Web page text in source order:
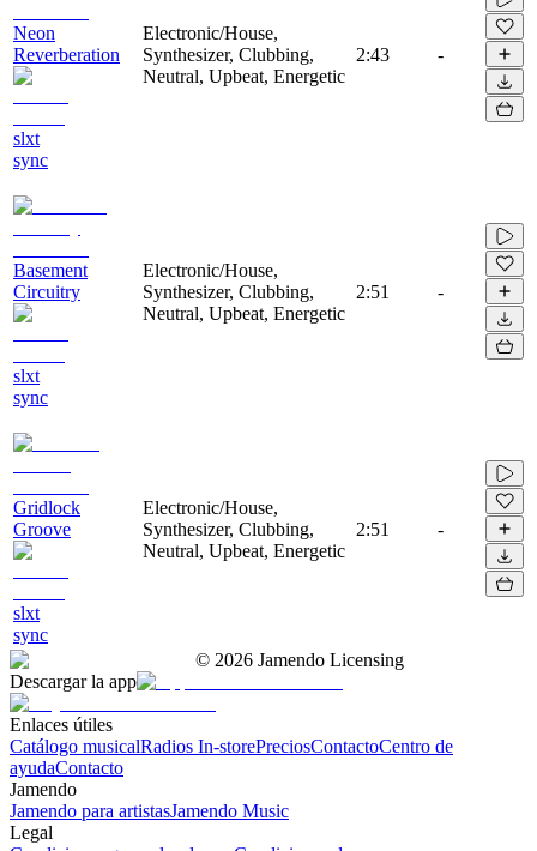
Neon
Reverberation
slxt
sync
Electronic/House,
Synthesizer, Clubbing,
Neutral, Upbeat, Energetic
2:43 -
Basement
Circuitry
slxt
sync
Electronic/House,
Synthesizer, Clubbing,
Neutral, Upbeat, Energetic
2:51 -
Gridlock
Groove
slxt
sync
Electronic/House,
Synthesizer, Clubbing,
Neutral, Upbeat, Energetic
2:51 -
© 2026 Jamendo Licensing
Descargar la app
Enlaces útiles
Catálogo musicalRadios In-storePreciosContactoCentro de
ayudaContacto
Jamendo
Jamendo para artistasJamendo Music
Legal